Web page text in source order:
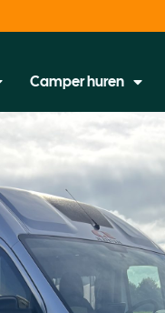
Camper huren